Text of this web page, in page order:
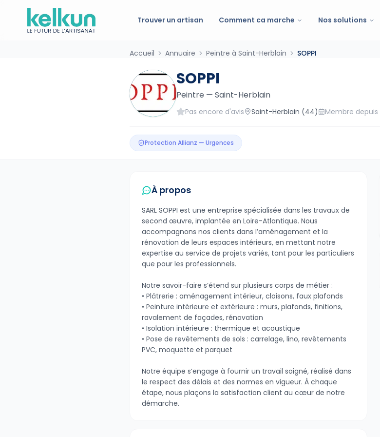
Trouver un artisan Comment ca marche Nos solutions
Accueil Annuaire Peintre à Saint-Herblain SOPPI
SOPPI
Peintre — Saint-Herblain
Pas encore d'avis Saint-Herblain (44) Membre depuis
Protection Allianz — Urgences
À propos
SARL SOPPI est une entreprise spécialisée dans les travaux de
second œuvre, implantée en Loire-Atlantique. Nous
accompagnons nos clients dans l’aménagement et la
rénovation de leurs espaces intérieurs, en mettant notre
expertise au service de projets variés, tant pour les particuliers
que pour les professionnels.
Notre savoir-faire s’étend sur plusieurs corps de métier :
• Plâtrerie : aménagement intérieur, cloisons, faux plafonds
• Peinture intérieure et extérieure : murs, plafonds, finitions,
ravalement de façades, rénovation
• Isolation intérieure : thermique et acoustique
• Pose de revêtements de sols : carrelage, lino, revêtements
PVC, moquette et parquet
Notre équipe s’engage à fournir un travail soigné, réalisé dans
le respect des délais et des normes en vigueur. À chaque
étape, nous plaçons la satisfaction client au cœur de notre
démarche.